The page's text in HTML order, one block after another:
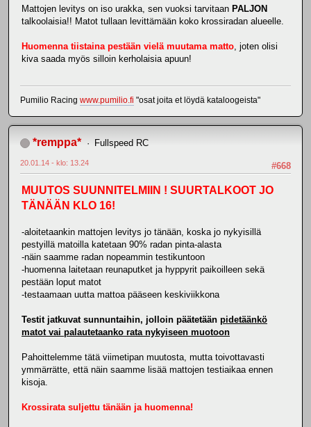
Mattojen levitys on iso urakka, sen vuoksi tarvitaan PALJON
talkoolaisia!! Matot tullaan levittämään koko krossiradan alueelle.
Huomenna tiistaina pestään vielä muutama matto , joten olisi
kiva saada myös silloin kerholaisia apuun!
Pumilio Racing www.pumilio.fi "osat joita et löydä kataloogeista"
*remppa* Fullspeed RC
#668
20.01.14 - klo: 13.24
MUUTOS SUUNNITELMIIN ! SUURTALKOOT JO
TÄNÄÄN KLO 16!
-aloitetaankin mattojen levitys jo tänään, koska jo nykyisillä
pestyillä matoilla katetaan 90% radan pinta-alasta
-näin saamme radan nopeammin testikuntoon
-huomenna laitetaan reunaputket ja hyppyrit paikoilleen sekä
pestään loput matot
-testaamaan uutta mattoa pääseen keskiviikkona
Testit jatkuvat sunnuntaihin, jolloin päätetään pidetäänkö
matot vai palautetaanko rata nykyiseen muotoon
Pahoittelemme tätä viimetipan muutosta, mutta toivottavasti
ymmärrätte, että näin saamme lisää mattojen testiaikaa ennen
kisoja.
Krossirata suljettu tänään ja huomenna!